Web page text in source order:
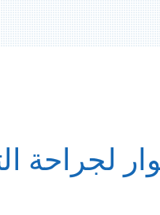
لجراحة